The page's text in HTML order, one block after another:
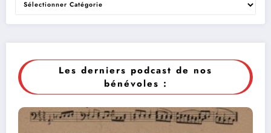
Les derniers podcast de nos
bénévoles :